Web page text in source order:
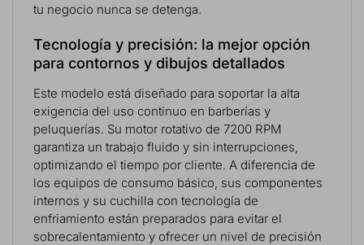
tu negocio nunca se detenga.
Tecnología y precisión: la mejor opción
para contornos y dibujos detallados
Este modelo está diseñado para soportar la alta
exigencia del uso continuo en barberías y
peluquerías. Su motor rotativo de 7200 RPM
garantiza un trabajo fluido y sin interrupciones,
optimizando el tiempo por cliente. A diferencia de
los equipos de consumo básico, sus componentes
internos y su cuchilla con tecnología de
enfriamiento están preparados para evitar el
sobrecalentamiento y ofrecer un nivel de precisión